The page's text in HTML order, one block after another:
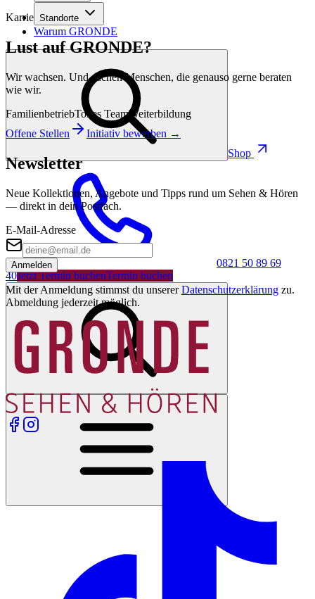
Standorte
Warum GRONDE
Shop
0821 50 89 69
40Jetzt Termin buchenTermin buchen
Karriere
Lust auf GRONDE?
Wir wachsen. Und suchen Menschen, die genauso gerne beraten
wie wir.
FamilienbetriebTolles TeamWeiterbildung
Offene Stellen
Initiativ bewerben →
Newsletter
Neue Kollektionen, Angebote und Tipps rund um Sehen & Hören
— direkt in dein Postfach.
E-Mail-Adresse
Anmelden
Mit der Anmeldung stimmst du unserer Datenschutzerklärung zu.
Abmeldung jederzeit möglich.